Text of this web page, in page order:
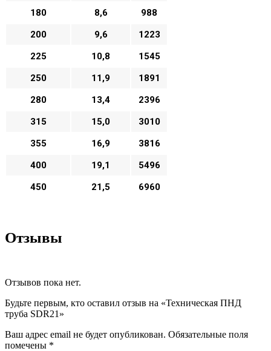
180
8,6
988
200
9,6
1223
225
10,8
1545
250
11,9
1891
280
13,4
2396
315
15,0
3010
355
16,9
3816
400
19,1
5496
450
21,5 6960
Отзывы
Отзывов пока нет.
Будьте первым, кто оставил отзыв на «Техническая ПНД
труба SDR21»
Ваш адрес email не будет опубликован. Обязательные поля
помечены *